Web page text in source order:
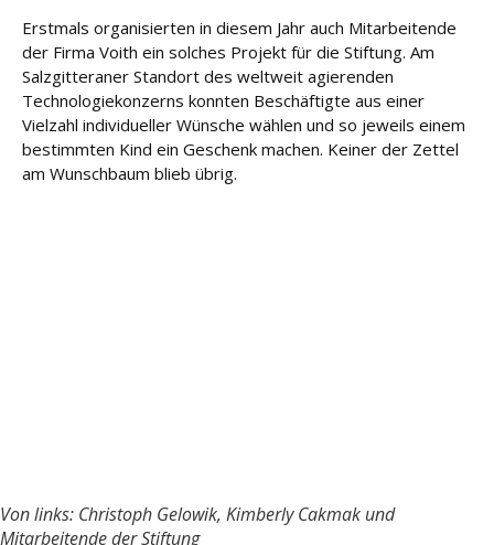
Erstmals organisierten in diesem Jahr auch Mitarbeitende
der Firma Voith ein solches Projekt für die Stiftung. Am
Salzgitteraner Standort des weltweit agierenden
Technologiekonzerns konnten Beschäftigte aus einer
Vielzahl individueller Wünsche wählen und so jeweils einem
bestimmten Kind ein Geschenk machen. Keiner der Zettel
am Wunschbaum blieb übrig.
Von links: Christoph Gelowik, Kimberly Cakmak und
Mitarbeitende der Stiftung